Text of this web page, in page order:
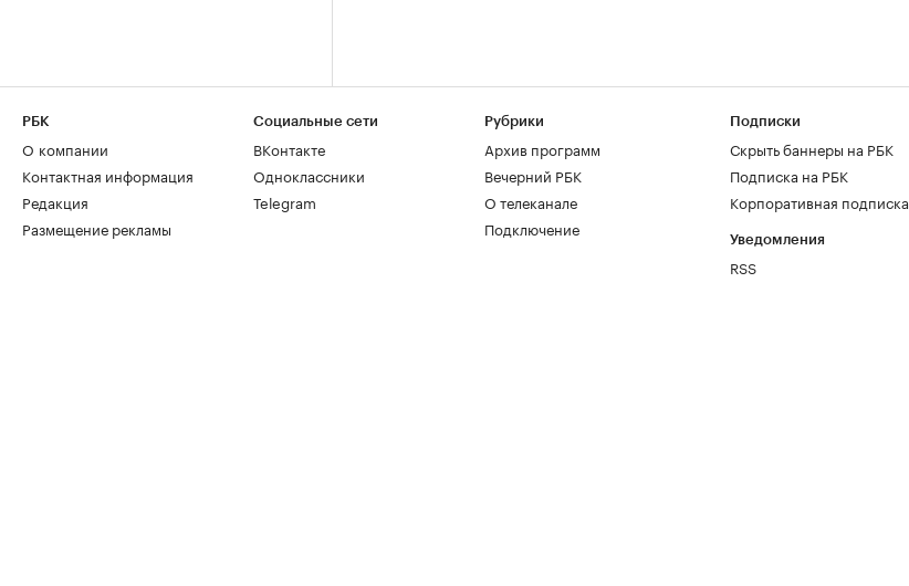
РБК
О компании
Контактная информация
Редакция
Размещение рекламы
Социальные сети
ВКонтакте
Одноклассники
Telegram
Рубрики
Архив программ
Вечерний РБК
О телеканале
Подключение
Подписки
Скрыть баннеры на РБК
Подписка на РБК
Корпоративная подписка
Уведомления
RSS